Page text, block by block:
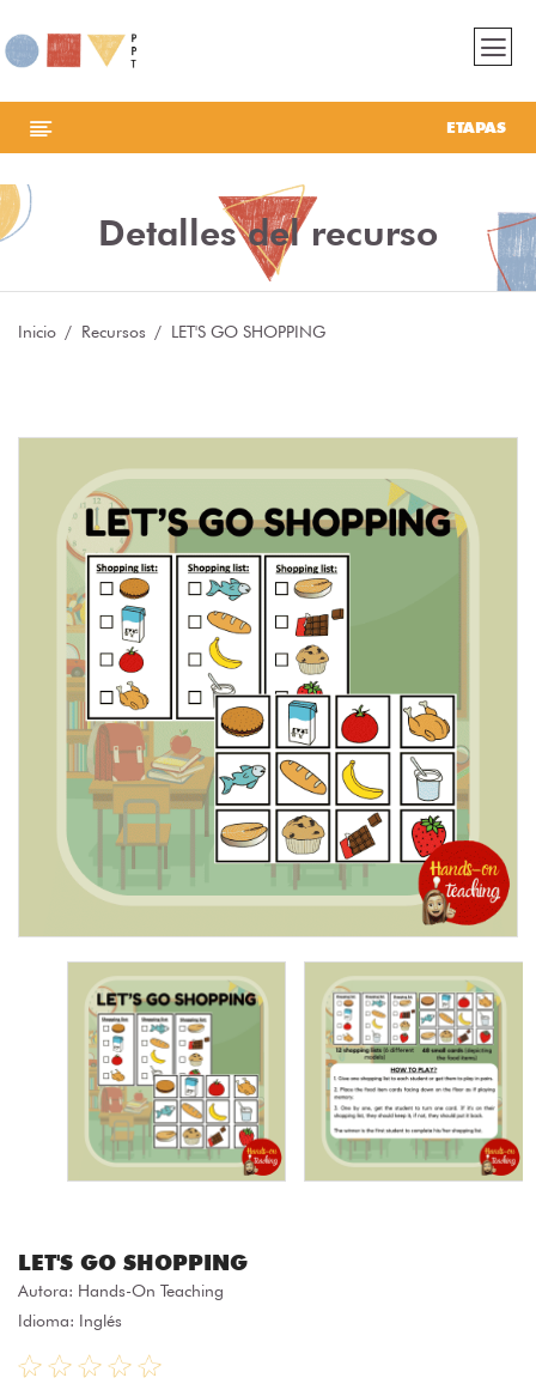
ETAPAS
Detalles del recurso
Inicio Recursos LET'S GO SHOPPING
LET'S GO SHOPPING
Autora: Hands-On Teaching
Idioma: Inglés